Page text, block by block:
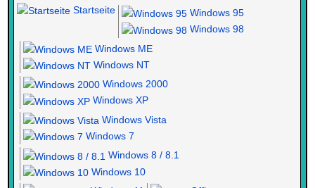
Startseite
Windows 95
Windows 98
Windows ME
Windows NT
Windows 2000
Windows XP
Windows Vista
Windows 7
Windows 8 / 8.1
Windows 10